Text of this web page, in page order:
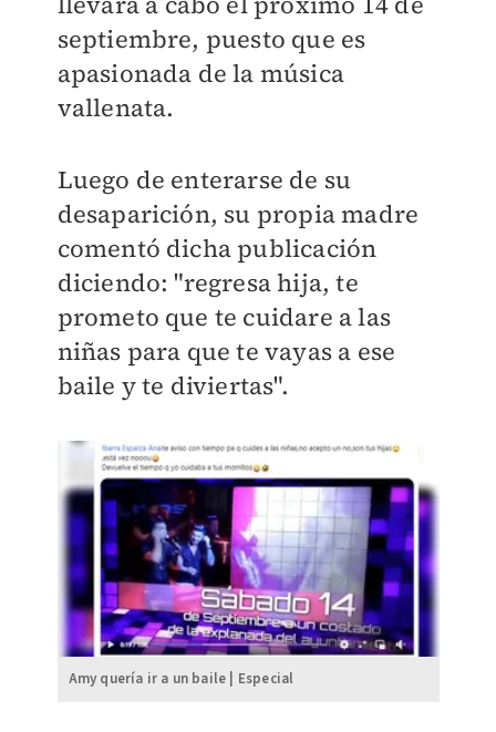
septiembre, puesto que es
apasionada de la música
vallenata.
Luego de enterarse de su
desaparición, su propia madre
comentó dicha publicación
diciendo: "regresa hija, te
prometo que te cuidare a las
niñas para que te vayas a ese
baile y te diviertas".
Amy quería ir a un baile | Especial